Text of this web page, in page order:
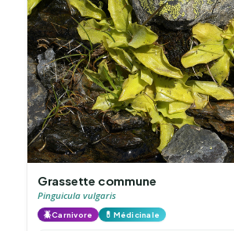
Grassette commune
Pinguicula vulgaris
🪲Carnivore 💊 Médicinale